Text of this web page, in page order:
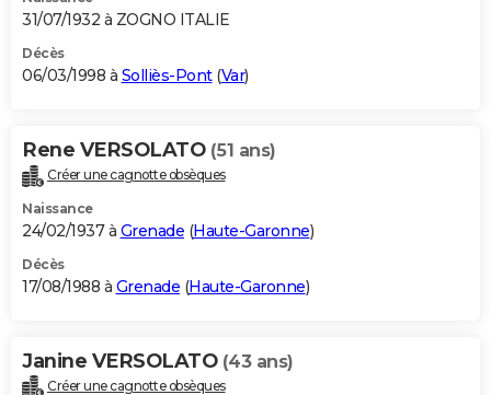
31/07/1932 à ZOGNO ITALIE
Décès
06/03/1998 à Solliès-Pont(Var)
Rene VERSOLATO (51 ans)
Créer une cagnotte obsèques
Naissance
24/02/1937 à Grenade (Haute-Garonne)
Décès
17/08/1988 à Grenade (Haute-Garonne)
Janine VERSOLATO (43 ans)
Créer une cagnotte obsèques